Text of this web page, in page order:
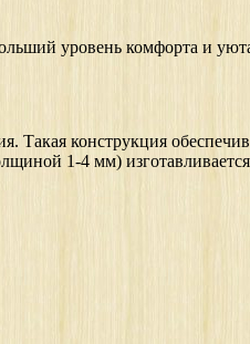
уровень комфорта и
Такая конструкция
1-4 мм)